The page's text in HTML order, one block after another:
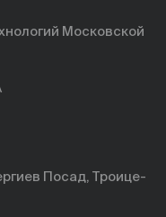
Московской
Посад, Троице-